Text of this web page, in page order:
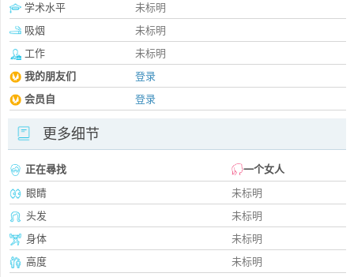
学术水平
未标明
吸烟
未标明
工作
未标明
我的朋友们
登录
会员自
登录
更多细节
正在尋找
一个女人
眼睛
未标明
头发
未标明
身体
未标明
高度
未标明